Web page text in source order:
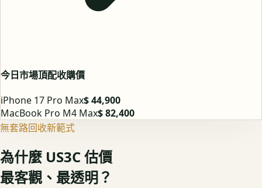
今日市場頂配收購價
iPhone 17 Pro Max$ 44,900
MacBook Pro M4 Max$ 82,400
無套路回收新範式
為什麼 US3C 估價
最客觀、最透明？